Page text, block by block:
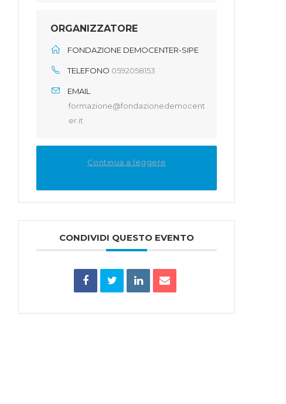
ORGANIZZATORE
FONDAZIONE DEMOCENTER-SIPE
TELEFONO 0592058153
EMAIL
formazione@fondazionedemocent
er.it
Continua a leggere
CONDIVIDI QUESTO EVENTO